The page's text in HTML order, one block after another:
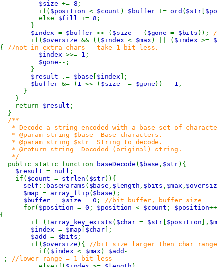
$size += 8 ;
if( $position < $count ) $buffer += ord ( $str
else $fill += 8 ;
}
$index = $buffer >> ( $size - ( $gone = $bits ));
if( $oversize && (( $index < $max ) || ( $index >=
{ //not in extra chars - take 1 bit less.
$index >>= 1 ;
$gone --;
}
$result
.= $base $index ];
$buffer &= ( 1 << ( $size -= $gone )) - 1 ;
}
}
return $result ;
}
/**
* Decode a string encoded with a base set of
* @param string $base Base characters.
* @param string $str String to decode.
* @return string Decoded (original) string.
*/
public static function
baseDecode ( $base , $str){
$result = null ;
if( $count = strlen ( $str)){
self :: baseParams ( $base , $length , $bits , $max ,
$map = array_flip ( $base );
$buffer = $size = 0 ; //bit buffer, buffer size
for( $position = 0 ; $position < $count ; $position
{
if (! array_key_exists ( $char = $str $position ],
$index = $map $char ];
$add = $bits ;
if( $oversize ){ //bit size larger then char range
if( $index < $max ) $add -
-; //lower range = 1 bit less